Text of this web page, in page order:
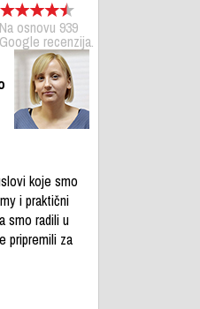
Na osnovu 939
Google recenzija.
koje smo
i praktični
smo radili u
pripremili za